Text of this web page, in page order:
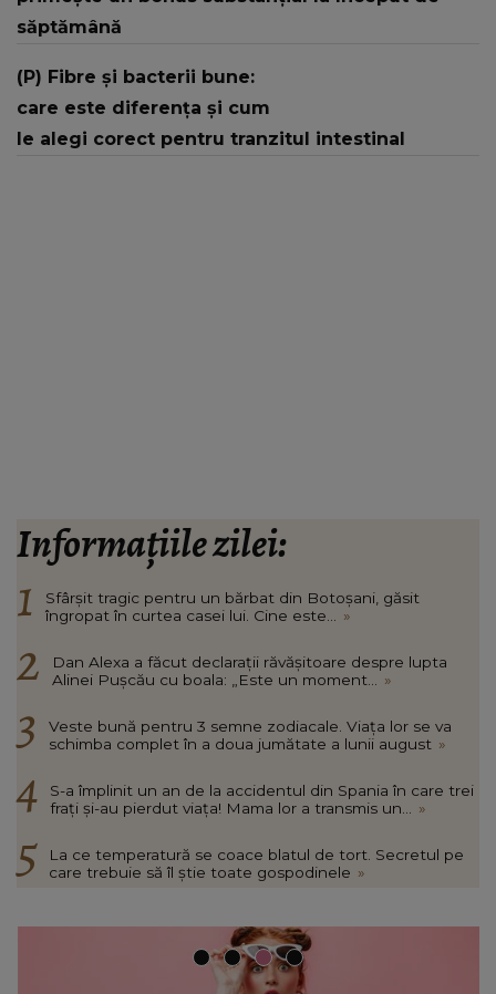
săptămână
(P) Fibre și bacterii bune:
care este diferența și cum
le alegi corect pentru tranzitul intestinal
Informațiile zilei:
Sfârșit tragic pentru un bărbat din Botoșani, găsit
îngropat în curtea casei lui. Cine este...
»
Dan Alexa a făcut declarații răvășitoare despre lupta
Alinei Pușcău cu boala: „Este un moment...
»
Veste bună pentru 3 semne zodiacale. Viața lor se va
schimba complet în a doua jumătate a lunii august »
S-a împlinit un an de la accidentul din Spania în care trei
frați și-au pierdut viața! Mama lor a transmis un...
»
La ce temperatură se coace blatul de tort. Secretul pe
care trebuie să îl știe toate gospodinele »